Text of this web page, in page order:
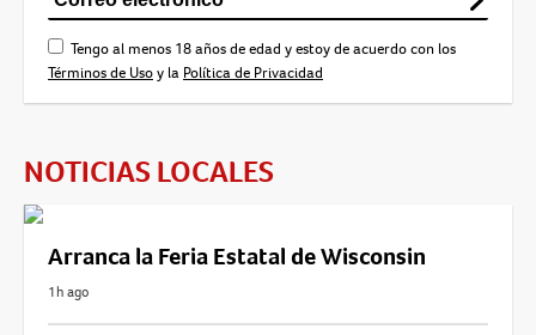
Tengo al menos 18 años de edad y estoy de acuerdo con los
Términos de Usoy la Política de Privacidad
NOTICIAS LOCALES
Arranca la Feria Estatal de Wisconsin
1h ago